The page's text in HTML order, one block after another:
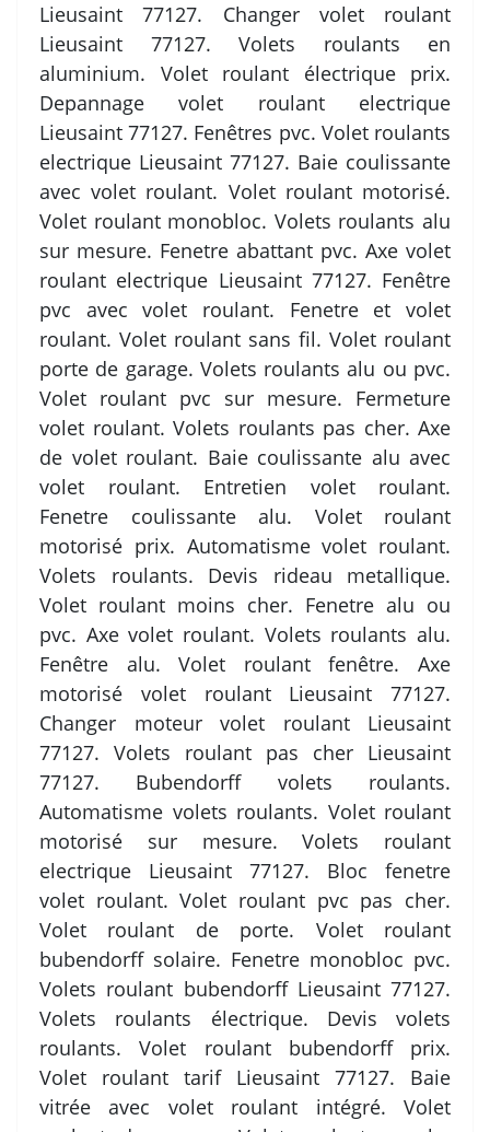
Lieusaint 77127. Changer volet roulant
Lieusaint 77127. Volets roulants en
aluminium. Volet roulant électrique prix.
Depannage volet roulant electrique
Lieusaint 77127. Fenêtres pvc. Volet roulants
electrique Lieusaint 77127. Baie coulissante
avec volet roulant. Volet roulant motorisé.
Volet roulant monobloc. Volets roulants alu
sur mesure. Fenetre abattant pvc. Axe volet
roulant electrique Lieusaint 77127. Fenêtre
pvc avec volet roulant. Fenetre et volet
roulant. Volet roulant sans fil. Volet roulant
porte de garage. Volets roulants alu ou pvc.
Volet roulant pvc sur mesure. Fermeture
volet roulant. Volets roulants pas cher. Axe
de volet roulant. Baie coulissante alu avec
volet roulant. Entretien volet roulant.
Fenetre coulissante alu. Volet roulant
motorisé prix. Automatisme volet roulant.
Volets roulants. Devis rideau metallique.
Volet roulant moins cher. Fenetre alu ou
pvc. Axe volet roulant. Volets roulants alu.
Fenêtre alu. Volet roulant fenêtre. Axe
motorisé volet roulant Lieusaint 77127.
Changer moteur volet roulant Lieusaint
77127. Volets roulant pas cher Lieusaint
77127. Bubendorff volets roulants.
Automatisme volets roulants. Volet roulant
motorisé sur mesure. Volets roulant
electrique Lieusaint 77127. Bloc fenetre
volet roulant. Volet roulant pvc pas cher.
Volet roulant de porte. Volet roulant
bubendorff solaire. Fenetre monobloc pvc.
Volets roulant bubendorff Lieusaint 77127.
Volets roulants électrique. Devis volets
roulants. Volet roulant bubendorff prix.
Volet roulant tarif Lieusaint 77127. Baie
vitrée avec volet roulant intégré. Volet